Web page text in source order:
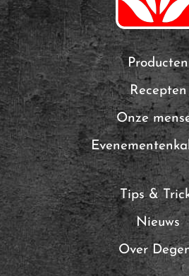
Producten
Recepten
Onze
Tips &
Nieuws
Over